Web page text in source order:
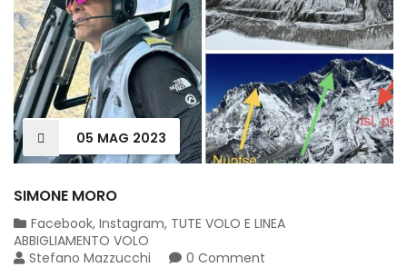
05 MAG 2023
SIMONE MORO
Facebook, Instagram, TUTE VOLO E LINEA
ABBIGLIAMENTO VOLO
Stefano Mazzucchi
0 Comment